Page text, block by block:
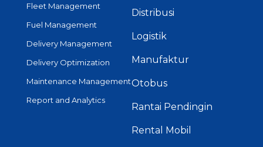
Fleet Management
Fuel Management
Delivery Management
Delivery Optimization
Maintenance Management
Report and Analytics
Distribusi
Logistik
Manufaktur
Otobus
Rantai Pendingin
Rental Mobil